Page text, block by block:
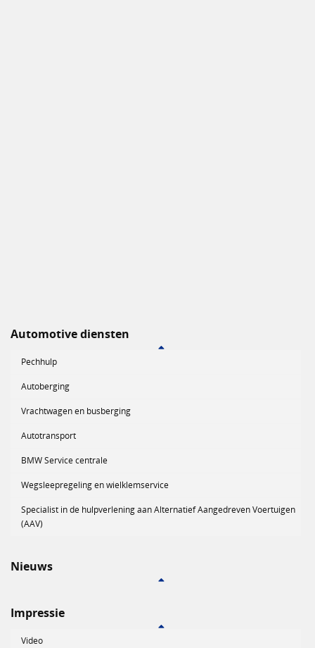
Automotive diensten
Pechhulp
Autoberging
Vrachtwagen en busberging
Autotransport
BMW Service centrale
Wegsleepregeling en wielklemservice
Specialist in de hulpverlening aan Alternatief Aangedreven Voertuigen
(AAV)
Nieuws
Impressie
Video